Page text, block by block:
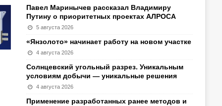
Павел Маринычев рассказал Владимиру
Путину о приоритетных проектах АЛРОСА
5 августа 2026
«Янзолото» начинает работу на новом участке
4 августа 2026
Солнцевский угольный разрез. Уникальным
условиям добычи — уникальные решения
4 августа 2026
Применение разработанных ранее методов и